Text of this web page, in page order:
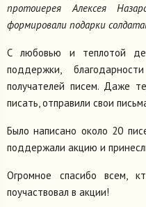
протоиерея Алексея
формировали подарки
С любовью и теплотой
поддержки,
получателей писем. Даже
писать, отправили свои
Было написано около 20
поддержали акцию и
Огромное спасибо всем,
поучаствовал в акции!